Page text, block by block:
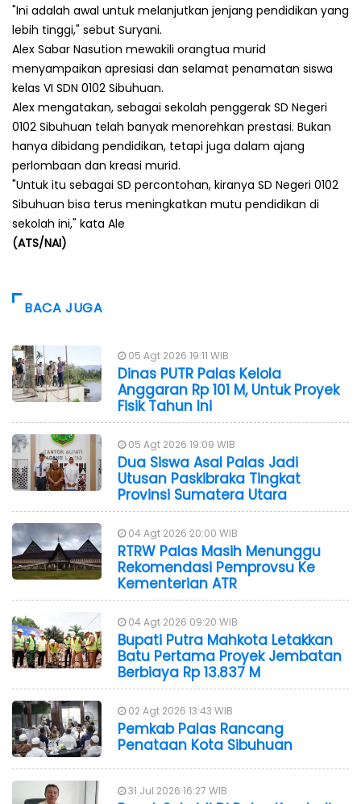
"Ini adalah awal untuk melanjutkan jenjang pendidikan yang
lebih tinggi," sebut Suryani.
Alex Sabar Nasution mewakili orangtua murid
menyampaikan apresiasi dan selamat penamatan siswa
kelas VI SDN 0102 Sibuhuan.
Alex mengatakan, sebagai sekolah penggerak SD Negeri
0102 Sibuhuan telah banyak menorehkan prestasi. Bukan
hanya dibidang pendidikan, tetapi juga dalam ajang
perlombaan dan kreasi murid.
"Untuk itu sebagai SD percontohan, kiranya SD Negeri 0102
Sibuhuan bisa terus meningkatkan mutu pendidikan di
sekolah ini," kata Ale
(ATS/NAI)
BACA JUGA
05 Agt 2026 19:11 WIB
Dinas PUTR Palas Kelola
Anggaran Rp 101 M, Untuk Proyek
Fisik Tahun Ini
05 Agt 2026 19:09 WIB
Dua Siswa Asal Palas Jadi
Utusan Paskibraka Tingkat
Provinsi Sumatera Utara
04 Agt 2026 20:00 WIB
RTRW Palas Masih Menunggu
Rekomendasi Pemprovsu Ke
Kementerian ATR
04 Agt 2026 09:20 WIB
Bupati Putra Mahkota Letakkan
Batu Pertama Proyek Jembatan
Berbiaya Rp 13.837 M
02 Agt 2026 13:43 WIB
Pemkab Palas Rancang
Penataan Kota Sibuhuan
31 Jul 2026 16:27 WIB